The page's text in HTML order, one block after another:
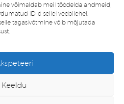
võimaldab meil töödelda andmeid,
ID-d sellel veebilehel.
tagasivõtmine võib mõjutada
Keeldu
Privaatsuspoliitika
Soovinimekiri